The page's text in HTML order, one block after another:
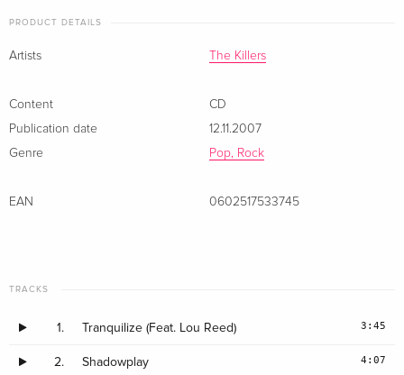
PRODUCT DETAILS
Artists The Killers
Content
CD
Publication date
12.11.2007
Genre
Pop, Rock
EAN 0602517533745
TRACKS
1. Tranquilize (Feat. Lou Reed) 3:45
2. Shadowplay 4:07